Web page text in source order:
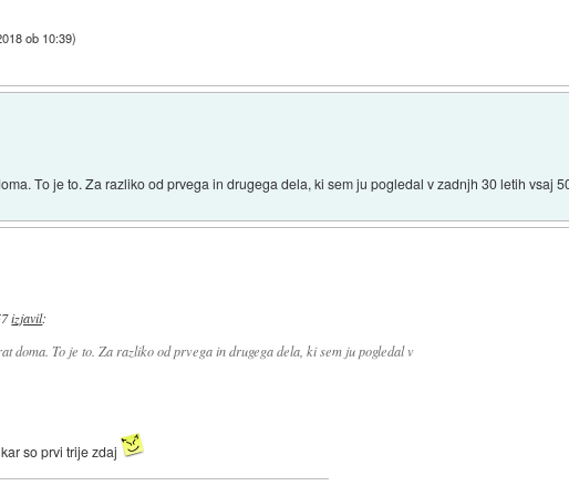
ob 10:39)
To je to. Za razliko od prvega in drugega dela, ki sem ju pogledal v zadnjh 30 letih vsaj
izjavil:
doma. To je to. Za razliko od prvega in drugega dela, ki sem ju pogledal v
so prvi trije zdaj